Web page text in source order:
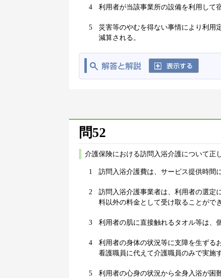
4 利用者が当該事業所の設備を利用して
5
災害等のやむを得ない事情により利用
減算される。
問52
介護保険における訪問入浴介護について正
1 訪問入浴介護費は、サービス提供時間
2
訪問入浴介護事業者は、利用者の選定
料以外の料金として受け取ることがで
3 利用者の肌に直接触れるタオル等は、
4
利用者の身体の状況等に支障を生ずる
看護職員に代えて介護職員のみで実施
5
利用者の心身の状況から全身入浴が困